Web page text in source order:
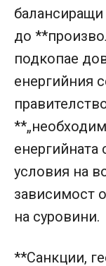
до
подкопае
енергийния
енергийната
условия на
зависимост
на суровини.
**Санкции,